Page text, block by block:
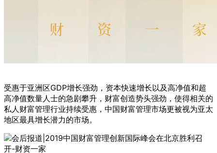
受惠于亚洲区GDP增长强劲，资本快速增长以及高净值和超
高净值数量人士的急剧攀升，财富创造势头强劲，使得相关的
私人财富管理行业持续受惠，中国财富管理市场更被视为亚太
地区最具增长潜力的市场。